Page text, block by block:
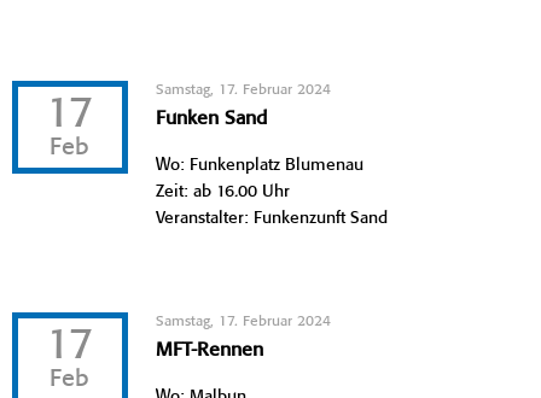
17
Feb
Samstag, 17. Februar 2024
Funken Sand
Wo: Funkenplatz Blumenau
Zeit: ab 16.00 Uhr
Veranstalter: Funkenzunft Sand
17
Feb
Samstag, 17. Februar 2024
MFT-Rennen